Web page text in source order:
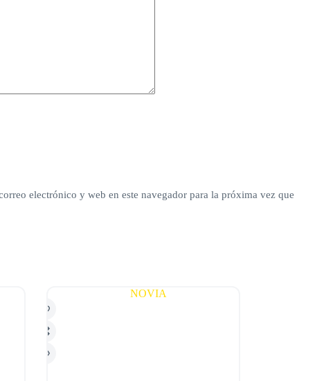
electrónico y web en este navegador para la próxima vez que